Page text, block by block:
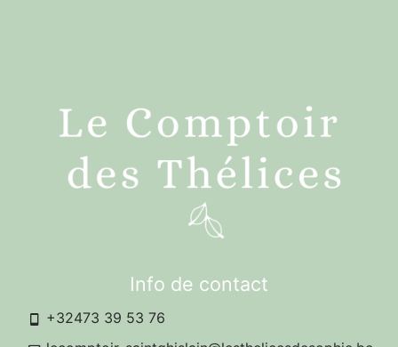
Info de contact
+32473 39 53 76